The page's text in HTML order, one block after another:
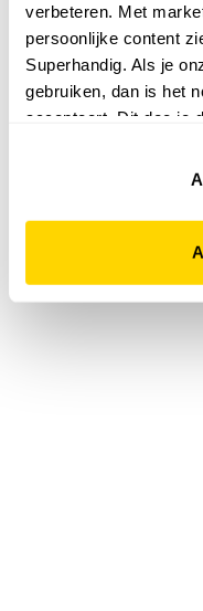
verbeteren. Met
persoonlijke content
Superhandig. Als je
gebruiken, dan is het
accepteert. Dit doe je
website niet optimaal